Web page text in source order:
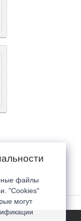
файлы
"Cookies"
могут